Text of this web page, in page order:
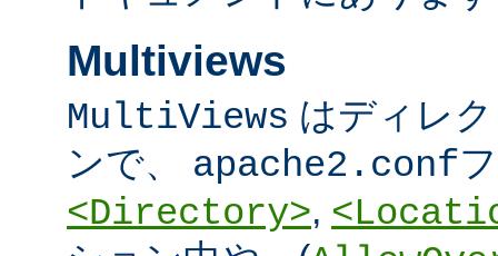
Multiviews
MultiViews はディレ
ンで、 apache2.conf
<Directory>,